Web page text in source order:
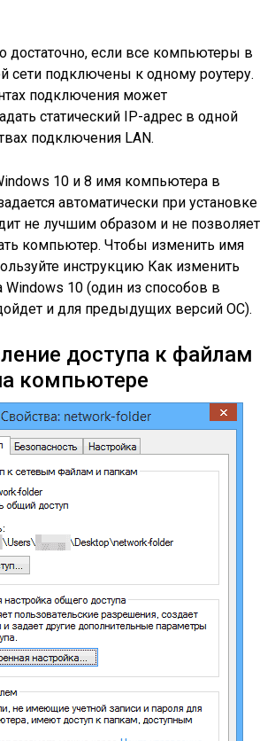
достаточно, если все компьютеры в
подключены к одному роутеру.
подключения может
статический IP-адрес в одной
подключения LAN.
10 и 8 имя компьютера в
автоматически при установке
не лучшим образом и не позволяет
компьютер. Чтобы изменить имя
инструкцию Как изменить
10 (один из способов в
и для предыдущих версий ОС).
доступа к файлам
компьютере